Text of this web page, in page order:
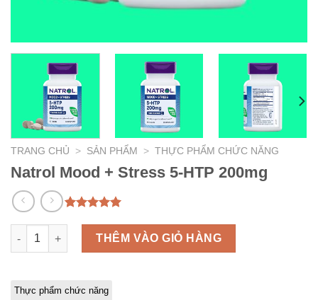
TRANG CHỦ > SẢN PHẨM > THỰC PHẨM CHỨC NĂNG
Natrol Mood + Stress 5-HTP 200mg
Thực phẩm chức năng
đánh giá
Natrol Mood + Stress 5-HTP 200mg số lượng
THÊM VÀO GIỎ HÀNG